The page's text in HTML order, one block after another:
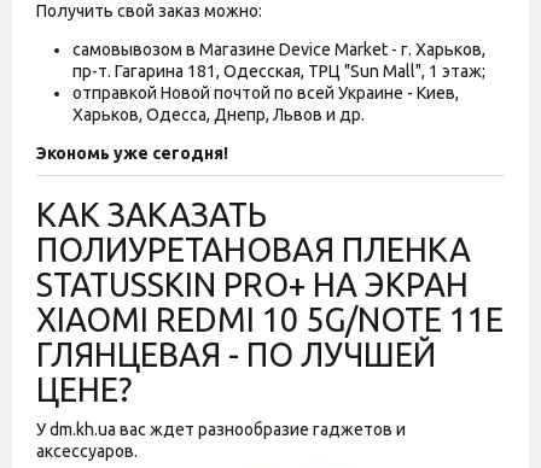
Получить свой заказ можно:
самовывозом в Магазине Device Market - г. Харьков,
пр-т. Гагарина 181, Одесская, ТРЦ "Sun Mall", 1 этаж;
отправкой Новой почтой по всей Украине - Киев,
Харьков, Одесса, Днепр, Львов и др.
Экономь уже сегодня!
КАК ЗАКАЗАТЬ
ПОЛИУРЕТАНОВАЯ ПЛЕНКА
STATUSSKIN PRO+ НА ЭКРАН
XIAOMI REDMI 10 5G/NOTE 11E
ГЛЯНЦЕВАЯ - ПО ЛУЧШЕЙ
ЦЕНЕ?
У dm.kh.ua вас ждет разнообразие гаджетов и
аксессуаров.